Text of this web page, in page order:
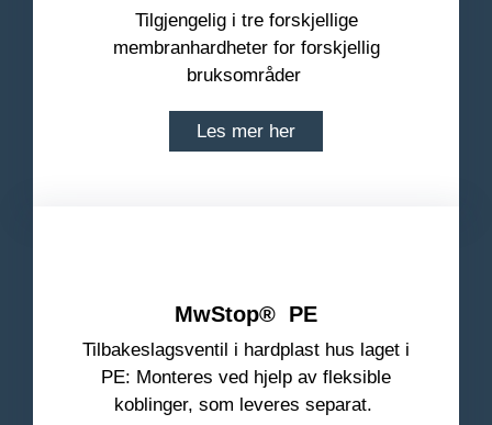
Tilgjengelig i tre forskjellige
membranhardheter for forskjellig
bruksområder
Les mer her
MwStop® PE
Tilbakeslagsventil i hardplast hus laget i
PE: Monteres ved hjelp av fleksible
koblinger, som leveres separat.